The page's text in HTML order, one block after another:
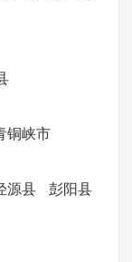
铜峡市
源县 彭阳县